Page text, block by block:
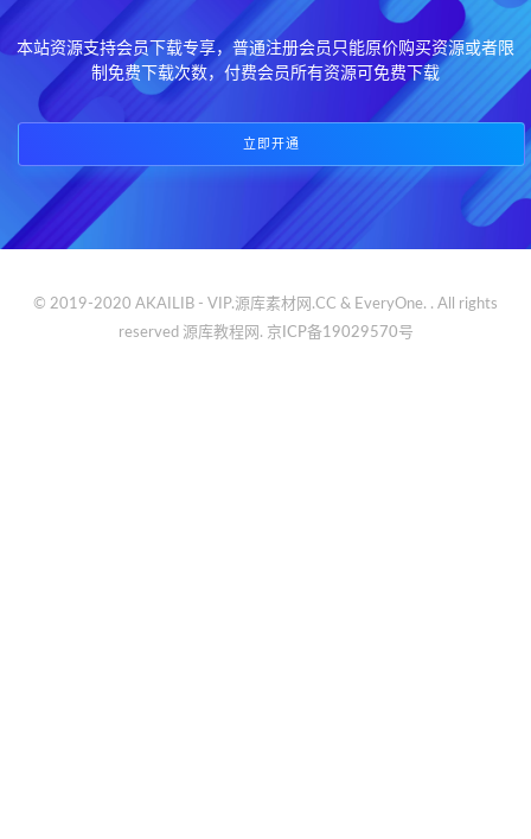
本站资源支持会员下载专享，普通注册会员只能原价购买资源或者限
制免费下载次数，付费会员所有资源可免费下载
立即开通
© 2019-2020 AKAILIB - VIP.源库素材网.CC & EveryOne. . All rights
reserved 源库教程网. 京ICP备19029570号